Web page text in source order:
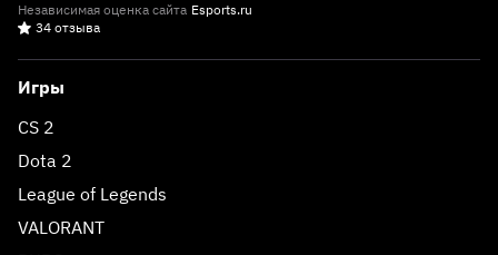
Независимая оценка сайта Esports.ru
34 отзыва
Игры
CS 2
Dota 2
League of Legends
VALORANT